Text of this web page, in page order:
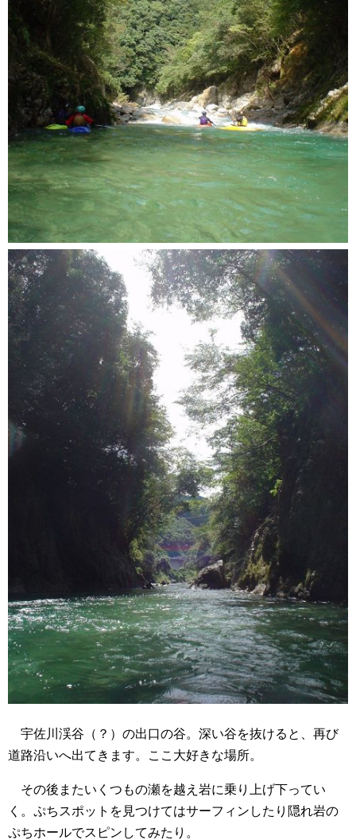
宇佐川渓谷（？）の出口の谷。深い谷を抜けると、再び
道路沿いへ出てきます。ここ大好きな場所。
その後またいくつもの瀬を越え岩に乗り上げ下ってい
く。ぷちスポットを見つけてはサーフィンしたり隠れ岩の
ぷちホールでスピンしてみたり。